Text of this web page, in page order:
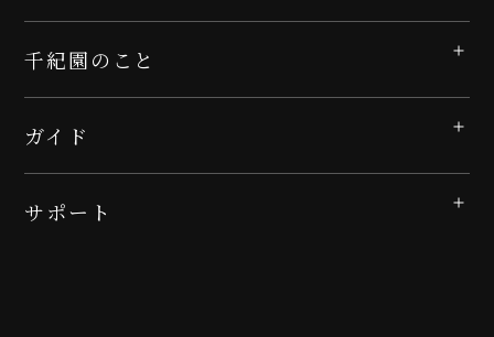
千紀園のこと
ガイド
サポート